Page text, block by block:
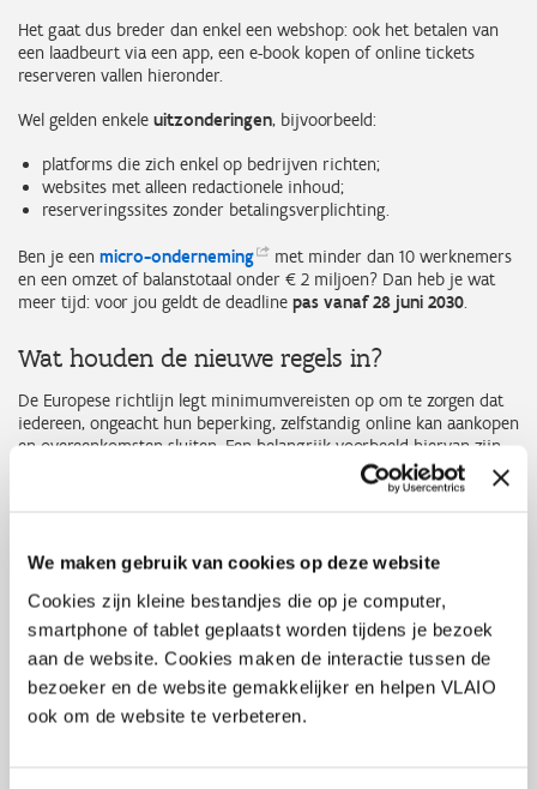
We maken gebruik van cookies op deze website
Cookies zijn kleine bestandjes die op je computer,
smartphone of tablet geplaatst worden tijdens je bezoek
aan de website. Cookies maken de interactie tussen de
bezoeker en de website gemakkelijker en helpen VLAIO
ook om de website te verbeteren.
Het gaat dus breder dan enkel een webshop: ook het betalen van
een laadbeurt via een app, een e-book kopen of online tickets
reserveren vallen hieronder.
Wel gelden enkele uitzonderingen, bijvoorbeeld:
platforms die zich enkel op bedrijven richten;
websites met alleen redactionele inhoud;
reserveringssites zonder betalingsverplichting.
Ben je een micro-onderneming
met minder dan 10 werknemers
en een omzet of balanstotaal onder € 2 miljoen? Dan heb je wat
meer tijd: voor jou geldt de deadline pas vanaf 28 juni 2030.
Wat houden de nieuwe regels in?
De Europese richtlijn legt minimumvereisten op om te zorgen dat
iedereen, ongeacht hun beperking, zelfstandig online kan aankopen
en overeenkomsten sluiten. Een belangrijk voorbeeld hiervan zijn
de vier principes van toegankelijkheid voor websites:
brailleleesregel.
zijn, met de mogelijkheid om bewegende elementen te
pauzeren.
Begrijpelijk: duidelijke titels, teksten en instructies.
Robuust: compatibel met hulpmiddelen zoals schermlezers.
Daarnaast bestaan er ook specifieke vereisten